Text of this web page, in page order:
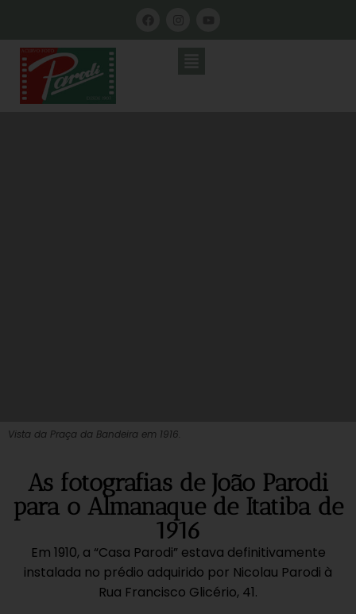
Vista da Praça da Bandeira em 1916.
As fotografias de João Parodi
para o Almanaque de Itatiba de
1916
Em 1910, a “Casa Parodi” estava definitivamente
instalada no prédio adquirido por Nicolau Parodi à
Rua Francisco Glicério, 41.